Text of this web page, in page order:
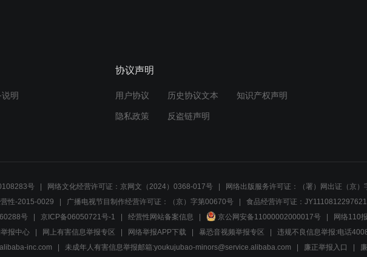
明
协议声明
用户协议 历史协议文本 知识产权声明
隐私政策 反盗链声明
号 网络文化经营许可证：京网文（2024）0368-017号 网络出版服务许可证：（署）网出证（京）
性-2015-0029
广播电视节目制作经营许可证：（京）字第00670号 食品经营许可证：
号 京ICP备06050721号-1 经营性网站备案信息 京公网安备11000002000017号 网络110
报中心 网上有害信息举报专区 网络举报APP下载 暴恐音视频举报专区
违规不良信息举报:电话
inc.com
未成年人有害信息举报邮箱:youkujubao-minors@service.alibaba.com 廉正举报入口